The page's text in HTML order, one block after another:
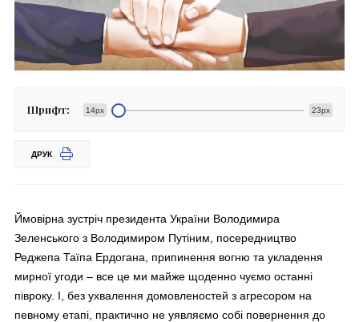
Шрифт: 14px 23px
ДРУК
Ймовірна зустріч президента України Володимира
Зеленського з Володимиром Путіним, посередництво
Реджепа Таїпа Ердогана, припинення вогню та укладення
мирної угоди – все це ми майже щоденно чуємо останні
півроку. І, без ухвалення домовленостей з агресором на
певному етапі, практично не уявляємо собі повернення до